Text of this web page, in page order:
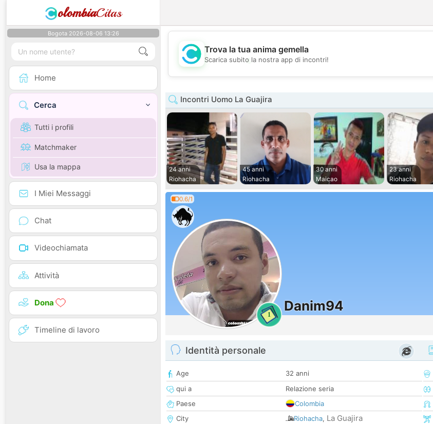
olombiaCitas
Bogota 2026-08-06 13:26
Home
Cerca
Tutti i profili
Matchmaker
Usa la mappa
I Miei Messaggi
Chat
Videochiamata
Attività
Dona
Timeline di lavoro
💖
💕
Trova la tua anima gemella
Scarica subito la nostra app di incontri!
Incontri Uomo La Guajira
24 anni
Riohacha
45 anni
Riohacha
30 anni
Maicao
23 anni
Riohacha
0.6/1
1
Danim94
Identità personale
Age
32 anni
qui a
Relazione seria
Paese
Colombia
City
Riohacha, La Guajira